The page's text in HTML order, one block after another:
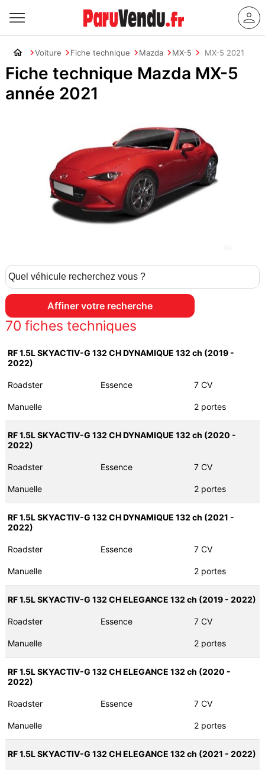
Voiture Fiche technique Mazda MX-5 MX-5 2021
Fiche technique Mazda MX-5
année 2021
70 fiches techniques
RF 1.5L SKYACTIV-G 132 CH DYNAMIQUE 132 ch (2019 -
2022)
Roadster Essence 7 CV
Manuelle 2 portes
RF 1.5L SKYACTIV-G 132 CH DYNAMIQUE 132 ch (2020 -
2022)
Roadster Essence 7 CV
Manuelle 2 portes
RF 1.5L SKYACTIV-G 132 CH DYNAMIQUE 132 ch (2021 -
2022)
Roadster Essence 7 CV
Manuelle 2 portes
RF 1.5L SKYACTIV-G 132 CH ELEGANCE 132 ch (2019 - 2022)
Roadster Essence 7 CV
Manuelle 2 portes
RF 1.5L SKYACTIV-G 132 CH ELEGANCE 132 ch (2020 -
2022)
Roadster Essence 7 CV
Manuelle 2 portes
RF 1.5L SKYACTIV-G 132 CH ELEGANCE 132 ch (2021 - 2022)